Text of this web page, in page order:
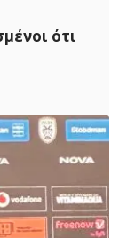
ότι